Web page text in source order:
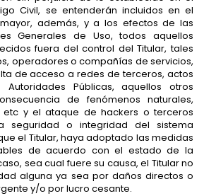
Civil, se entenderán incluidos en el
además, y a los efectos de las
Generales de Uso, todos aquellos
fuera del control del Titular, tales
operadores o compañías de servicios,
de acceso a redes de terceros, actos
Públicas, aquellos otros
de fenómenos naturales,
etc y el ataque de hackers o terceros
seguridad o integridad del sistema
el Titular, haya adoptado las medidas
de acuerdo con el estado de la
sea cual fuere su causa, el Titular no
alguna ya sea por daños directos o
y/o por lucro cesante.